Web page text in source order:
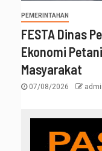
PEMERINTAHAN
FESTA Dinas
Ekonomi
Masyarakat
07/08/2026